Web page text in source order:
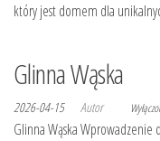
który jest domem dla
Glinna Wąska
2026-04-15 Autor
Glinna Wąska Wprowadzenie